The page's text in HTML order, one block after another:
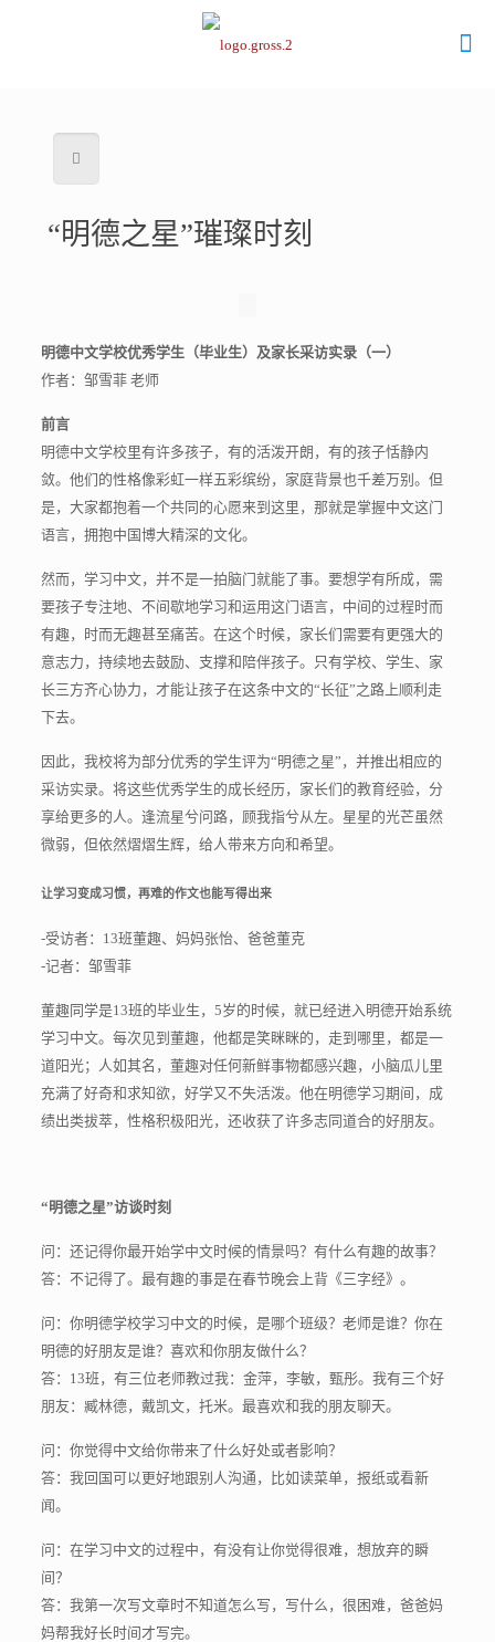
“明德之星”璀璨时刻
明德中文学校优秀学生（毕业生）及家长采访实录（一）
作者：邹雪菲 老师
前言
明德中文学校里有许多孩子，有的活泼开朗，有的孩子恬静内
敛。他们的性格像彩虹一样五彩缤纷，家庭背景也千差万别。但
是，大家都抱着一个共同的心愿来到这里，那就是掌握中文这门
语言，拥抱中国博大精深的文化。
然而，学习中文，并不是一拍脑门就能了事。要想学有所成，需
要孩子专注地、不间歇地学习和运用这门语言，中间的过程时而
有趣，时而无趣甚至痛苦。在这个时候，家长们需要有更强大的
意志力，持续地去鼓励、支撑和陪伴孩子。只有学校、学生、家
长三方齐心协力，才能让孩子在这条中文的“长征”之路上顺利走
下去。
因此，我校将为部分优秀的学生评为“明德之星”，并推出相应的
采访实录。将这些优秀学生的成长经历，家长们的教育经验，分
享给更多的人。逢流星兮问路，顾我指兮从左。星星的光芒虽然
微弱，但依然熠熠生辉，给人带来方向和希望。
让学习变成习惯，再难的作文也能写得出来
-受访者：13班董趣、妈妈张怡、爸爸董克
-记者：邹雪菲
董趣同学是13班的毕业生，5岁的时候，就已经进入明德开始系统
学习中文。每次见到董趣，他都是笑眯眯的，走到哪里，都是一
道阳光；人如其名，董趣对任何新鲜事物都感兴趣，小脑瓜儿里
充满了好奇和求知欲，好学又不失活泼。他在明德学习期间，成
绩出类拔萃，性格积极阳光，还收获了许多志同道合的好朋友。
“明德之星”访谈时刻
问：还记得你最开始学中文时候的情景吗？有什么有趣的故事？
答：不记得了。最有趣的事是在春节晚会上背《三字经》。
问：你明德学校学习中文的时候，是哪个班级？老师是谁？你在
明德的好朋友是谁？喜欢和你朋友做什么？
答：13班，有三位老师教过我：金萍，李敏，甄彤。我有三个好
朋友：臧林德，戴凯文，托米。最喜欢和我的朋友聊天。
问：你觉得中文给你带来了什么好处或者影响？
答：我回国可以更好地跟别人沟通，比如读菜单，报纸或看新
闻。
问：在学习中文的过程中，有没有让你觉得很难，想放弃的瞬
间？
答：我第一次写文章时不知道怎么写，写什么，很困难，爸爸妈
妈帮我好长时间才写完。